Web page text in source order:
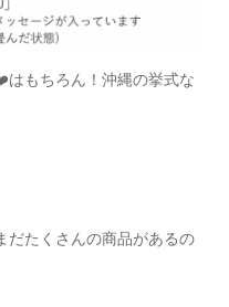
もちろん！ 沖縄の挙式な
だたくさんの商品があるの